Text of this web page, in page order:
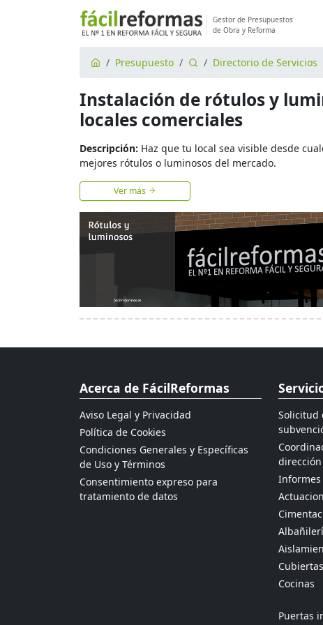
Gestor de Presupuestos
de Obra y Reforma
Presupuesto Directorio de Servicios
Instalación de rótulos y
locales comerciales
Descripción: Haz que tu local sea visible desde
mejores rótulos o luminosos del mercado.
Ver más
Acerca de FácilReformas
Aviso Legal y Privacidad
Política de Cookies
Condiciones Generales y Específicas
de Uso y Términos
Consentimiento expreso para
tratamiento de datos
Solicitud
Cubiertas
Cocinas
Puertas